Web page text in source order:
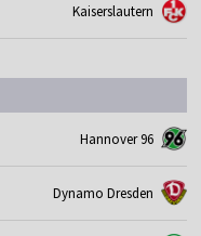
Kaiserslautern
Hannover 96
Dynamo Dresden